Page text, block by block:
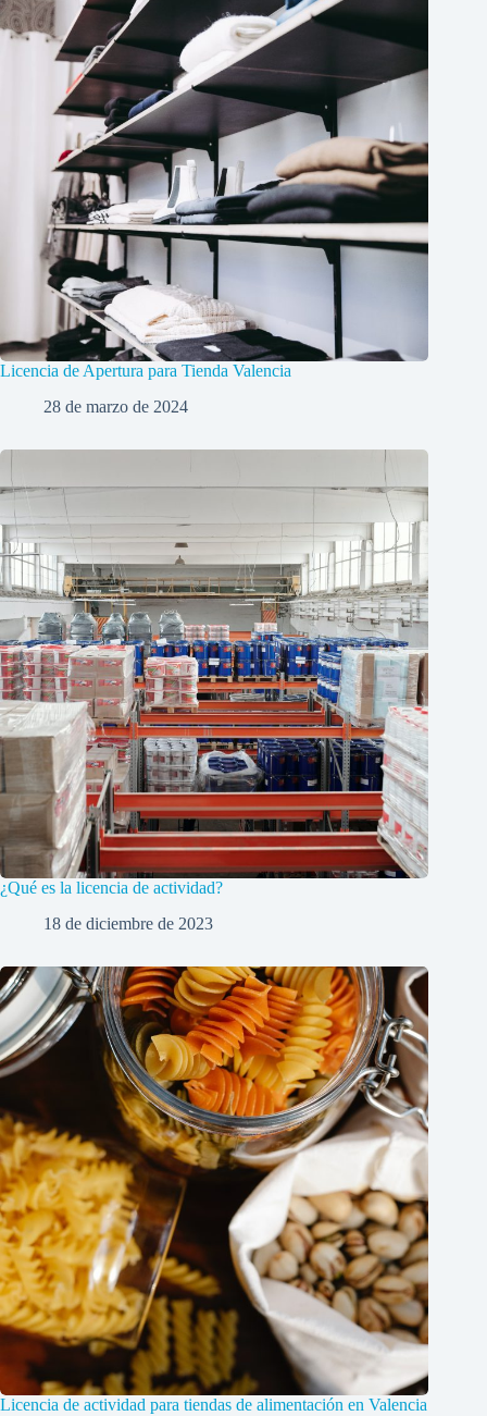
Licencia de Apertura para Tienda Valencia
28 de marzo de 2024
¿Qué es la licencia de actividad?
18 de diciembre de 2023
Licencia de actividad para tiendas de alimentación en Valencia